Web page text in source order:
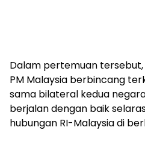
Dalam pertemuan
PM Malaysia berbincang
sama bilateral kedua
berjalan dengan baik
hubungan RI-Malaysia di